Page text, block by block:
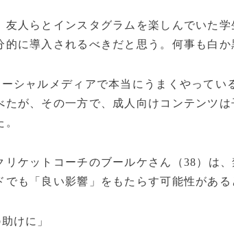
友人らとインスタグラムを楽しんでいた
に導入されるべきだと思う。何事も白か
シャルメディアで本当にうまくやってい
たが、その一方で、成人向けコンテンツ
リケットコーチのブールケさん（38）は
も「良い影響」をもたらす可能性がある
けに」